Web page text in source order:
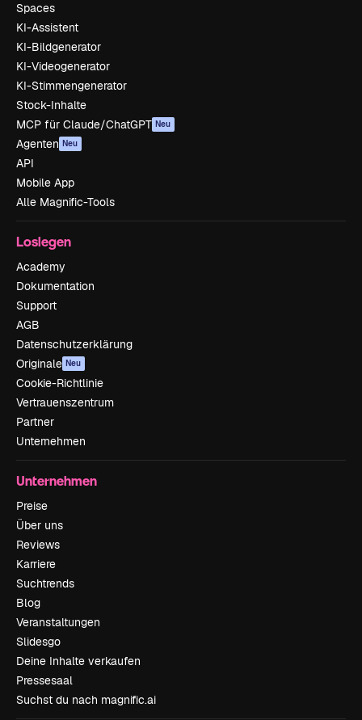
Spaces
KI-Assistent
KI-Bildgenerator
KI-Videogenerator
KI-Stimmengenerator
Stock-Inhalte
MCP für Claude/ChatGPT Neu
Agenten Neu
API
Mobile App
Alle Magnific-Tools
Loslegen
Academy
Dokumentation
Support
AGB
Datenschutzerklärung
Originale Neu
Cookie-Richtlinie
Vertrauenszentrum
Partner
Unternehmen
Unternehmen
Preise
Über uns
Reviews
Karriere
Suchtrends
Blog
Veranstaltungen
Slidesgo
Deine Inhalte verkaufen
Pressesaal
Suchst du nach magnific.ai